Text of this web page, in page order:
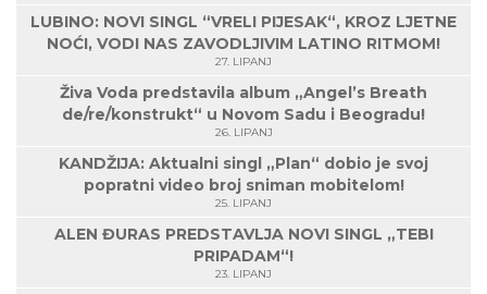
LUBINO: NOVI SINGL “VRELI PIJESAK“, KROZ LJETNE
NOĆI, VODI NAS ZAVODLJIVIM LATINO RITMOM!
27. LIPANJ
Živa Voda predstavila album „Angel’s Breath
de/re/konstrukt“ u Novom Sadu i Beogradu!
26. LIPANJ
KANDŽIJA: Aktualni singl „Plan“ dobio je svoj
popratni video broj sniman mobitelom!
25. LIPANJ
ALEN ĐURAS PREDSTAVLJA NOVI SINGL „TEBI
PRIPADAM“!
23. LIPANJ